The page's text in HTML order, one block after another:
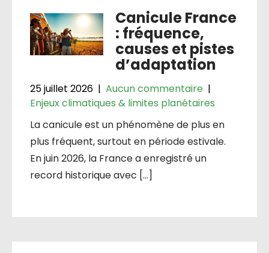
Canicule France
: fréquence,
causes et pistes
d’adaptation
25 juillet 2026 | Aucun commentaire |
Enjeux climatiques & limites planétaires
La canicule est un phénomène de plus en
plus fréquent, surtout en période estivale.
En juin 2026, la France a enregistré un
record historique avec […]